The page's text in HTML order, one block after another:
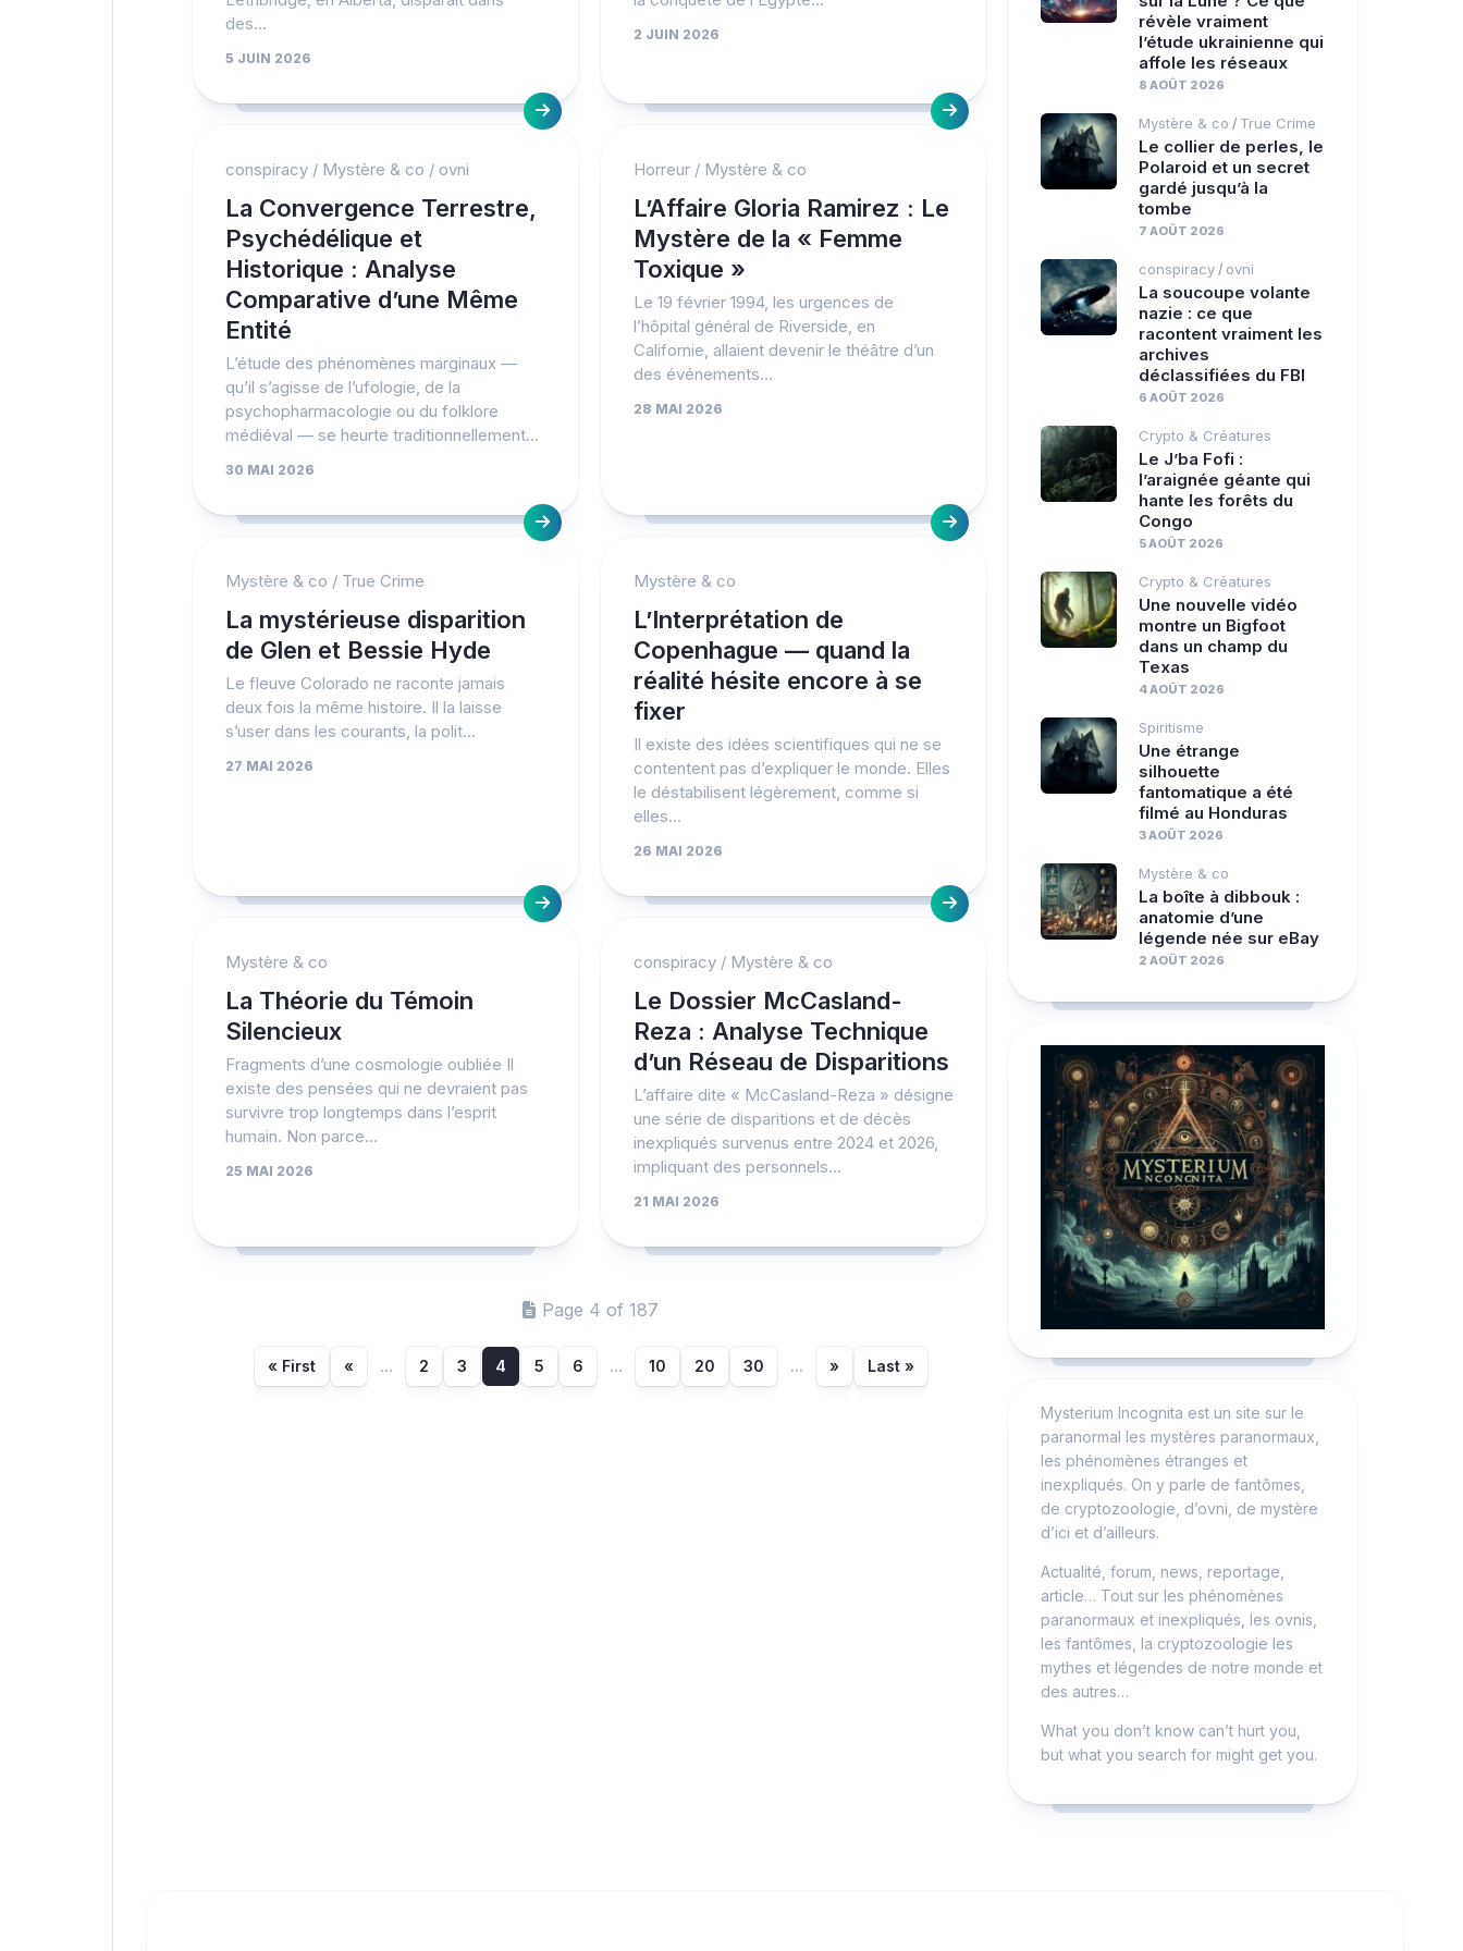
des...
5 JUIN 2026
2 JUIN 2026
conspiracy / Mystère & co / ovni
La Convergence Terrestre,
Psychédélique et
Historique : Analyse
Comparative d’une Même
Entité
L’étude des phénomènes marginaux —
qu’il s’agisse de l’ufologie, de la
psychopharmacologie ou du folklore
médiéval — se heurte traditionnellement...
30 MAI 2026
Horreur/ Mystère & co
L’Affaire Gloria Ramirez : Le
Mystère de la « Femme
Toxique »
Le 19 février 1994, les urgences de
l’hôpital général de Riverside, en
Californie, allaient devenir le théâtre d’un
des événements...
28 MAI 2026
Mystère & co / True Crime
La mystérieuse disparition
de Glen et Bessie Hyde
Le fleuve Colorado ne raconte jamais
deux fois la même histoire. Il la laisse
s’user dans les courants, la polit...
27 MAI 2026
Mystère & co
L’Interprétation de
Copenhague — quand la
réalité hésite encore à se
fixer
Il existe des idées scientifiques qui ne se
contentent pas d’expliquer le monde. Elles
le déstabilisent légèrement, comme si
elles...
26 MAI 2026
Mystère & co
La Théorie du Témoin
Silencieux
Fragments d’une cosmologie oubliée Il
existe des pensées qui ne devraient pas
survivre trop longtemps dans l’esprit
humain. Non parce...
25 MAI 2026
conspiracy/ Mystère & co
Le Dossier McCasland-
Reza : Analyse Technique
d’un Réseau de Disparitions
L’affaire dite « McCasland-Reza » désigne
une série de disparitions et de décès
inexpliqués survenus entre 2024 et 2026,
impliquant des personnels...
21 MAI 2026
Page 4 of 187
« First « ... 2 3 4 5 6 ... 10 20 30 ... » Last »
révèle vraiment
l’étude ukrainienne qui
affole les réseaux
8 AOÛT 2026
Mystère & co / True Crime
Le collier de perles, le
Polaroid et un secret
gardé jusqu’à la
tombe
7 AOÛT 2026
conspiracy / ovni
La soucoupe volante
nazie : ce que
racontent vraiment les
archives
déclassifiées du FBI
6 AOÛT 2026
Crypto & Créatures
Le J’ba Fofi :
l’araignée géante qui
hante les forêts du
Congo
5 AOÛT 2026
Crypto & Créatures
Une nouvelle vidéo
montre un Bigfoot
dans un champ du
Texas
4 AOÛT 2026
Spiritisme
Une étrange
silhouette
fantomatique a été
filmé au Honduras
3 AOÛT 2026
Mystère & co
La boîte à dibbouk :
anatomie d’une
légende née sur eBay
2 AOÛT 2026
Mysterium Incognita est un site sur le
paranormal les mystères paranormaux,
les phénomènes étranges et
inexpliqués. On y parle de fantômes,
de cryptozoologie, d’ovni, de mystère
d’ici et d’ailleurs.
Actualité, forum, news, reportage,
article… Tout sur les phénomènes
paranormaux et inexpliqués, les ovnis,
les fantômes, la cryptozoologie les
mythes et légendes de notre monde et
des autres…
What you don’t know can’t hurt you,
but what you search for might get you.